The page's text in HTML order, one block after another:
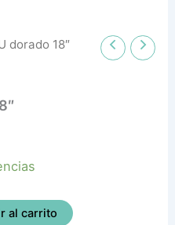
dorado 18″
al carrito